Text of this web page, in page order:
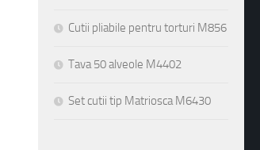
Cutii pliabile pentru torturi M856
Tava 50 alveole M4402
Set cutii tip Matriosca M6430